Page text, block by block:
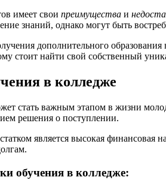
имеет свои преимущества и
знаний, однако могут быть
дополнительного
стоит найти свой собственный
в колледже
стать важным этапом в жизни
решения о поступлении.
является высокая финансовая
обучения в колледже: